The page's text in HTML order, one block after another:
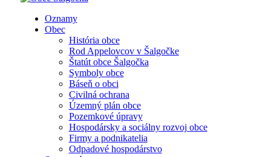
Oznamy
Obec
História obce
Rod Appelovcov v Šalgočke
Štatút obce Šalgočka
Symboly obce
Báseň o obci
Civilná ochrana
Územný plán obce
Pozemkové úpravy
Hospodársky a sociálny rozvoj obce
Firmy a podnikatelia
Odpadové hospodárstvo